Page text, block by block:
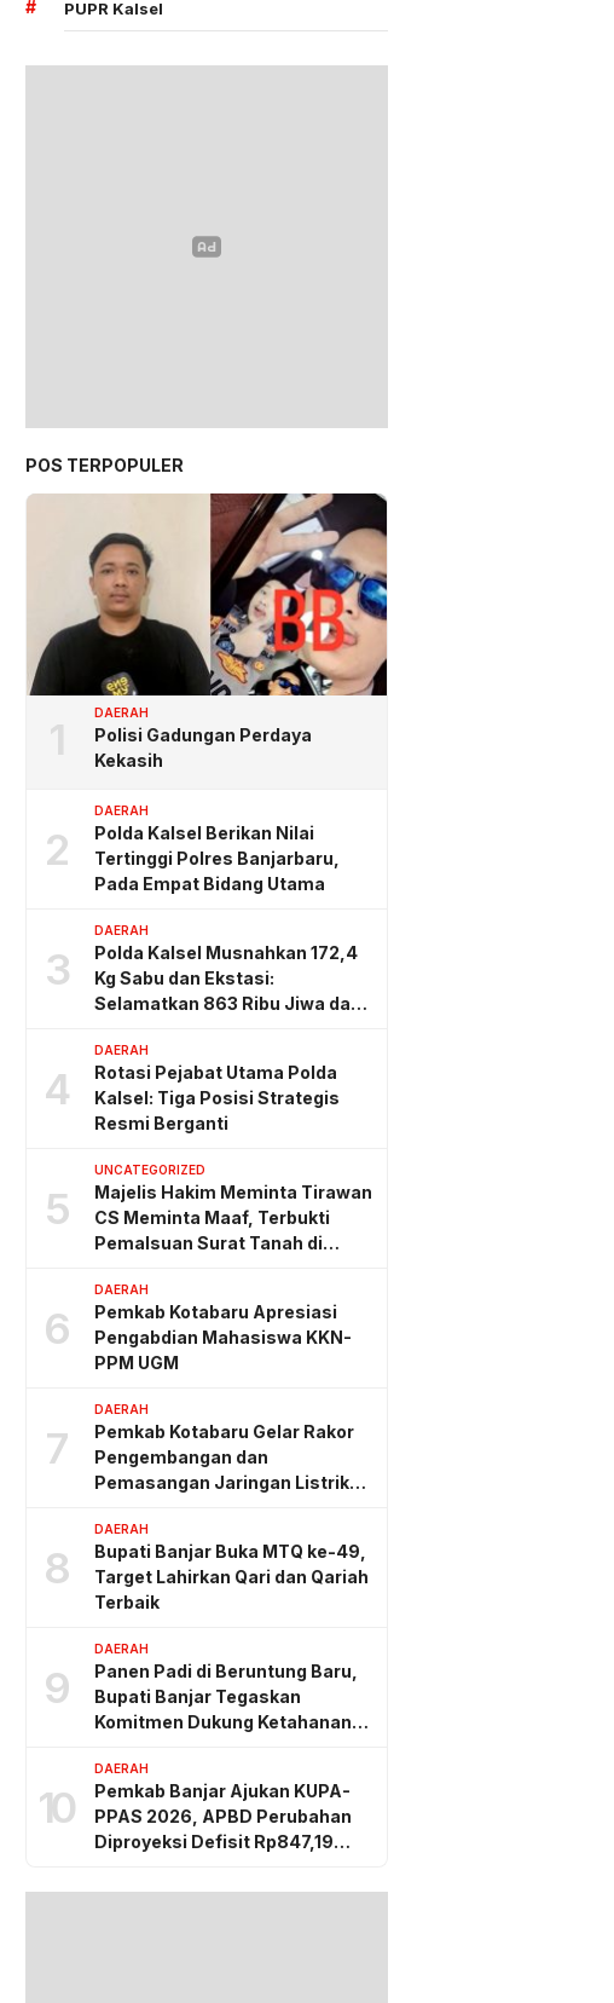
# PUPR Kalsel
POS TERPOPULER
1
DAERAH
Polisi Gadungan Perdaya
Kekasih
2
DAERAH
Polda Kalsel Berikan Nilai
Tertinggi Polres Banjarbaru,
Pada Empat Bidang Utama
3
DAERAH
Polda Kalsel Musnahkan 172,4
Kg Sabu dan Ekstasi:
Selamatkan 863 Ribu Jiwa dan
Triliun
4
DAERAH
Rotasi Pejabat Utama Polda
Kalsel: Tiga Posisi Strategis
Resmi Berganti
5
UNCATEGORIZED
Majelis Hakim Meminta Tirawan
CS Meminta Maaf, Terbukti
Pemalsuan Surat Tanah di
6
DAERAH
Pemkab Kotabaru Apresiasi
Pengabdian Mahasiswa KKN-
PPM UGM
7
DAERAH
Pemkab Kotabaru Gelar Rakor
Pengembangan dan
Pemasangan Jaringan Listrik
8
DAERAH
Bupati Banjar Buka MTQ ke-49,
Target Lahirkan Qari dan Qariah
Terbaik
9
DAERAH
Panen Padi di Beruntung Baru,
Bupati Banjar Tegaskan
Komitmen Dukung Ketahanan
10
DAERAH
Pemkab Banjar Ajukan KUPA-
PPAS 2026, APBD Perubahan
Diproyeksi Defisit Rp847,19